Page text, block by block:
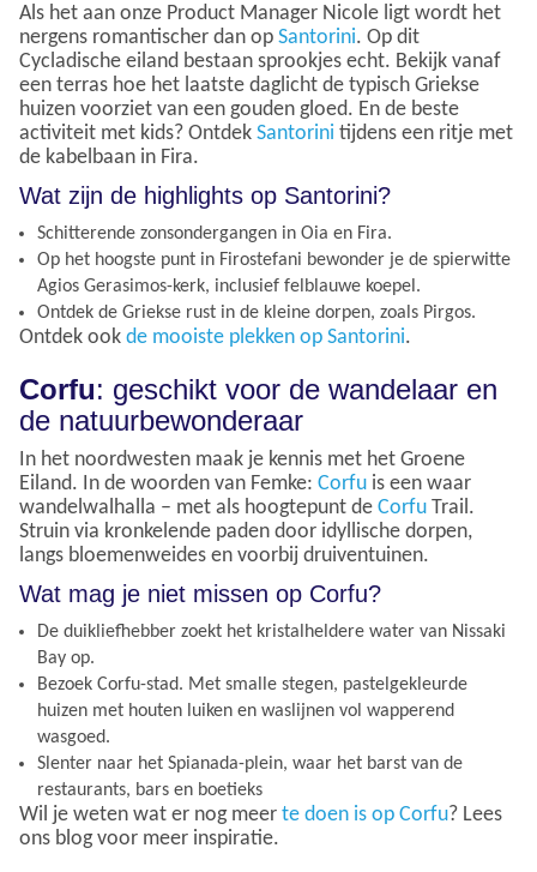
Als het aan onze Product Manager Nicole ligt wordt het
nergens romantischer dan op Santorini. Op dit
Cycladische eiland bestaan sprookjes echt. Bekijk vanaf
een terras hoe het laatste daglicht de typisch Griekse
huizen voorziet van een gouden gloed. En de beste
activiteit met kids? Ontdek Santorini tijdens een ritje met
de kabelbaan in Fira.
Wat zijn de highlights op Santorini?
Schitterende zonsondergangen in Oia en Fira.
Op het hoogste punt in Firostefani bewonder je de spierwitte
Agios Gerasimos-kerk, inclusief felblauwe koepel.
Ontdek de Griekse rust in de kleine dorpen, zoals Pirgos.
Ontdek ook de mooiste plekken op Santorini.
Corfu: geschikt voor de wandelaar en
de natuurbewonderaar
In het noordwesten maak je kennis met het Groene
Eiland. In de woorden van Femke: Corfu is een waar
wandelwalhalla – met als hoogtepunt de Corfu Trail.
Struin via kronkelende paden door idyllische dorpen,
langs bloemenweides en voorbij druiventuinen.
Wat mag je niet missen op Corfu?
De duikliefhebber zoekt het kristalheldere water van Nissaki
Bay op.
Bezoek Corfu-stad. Met smalle stegen, pastelgekleurde
huizen met houten luiken en waslijnen vol wapperend
wasgoed.
Slenter naar het Spianada-plein, waar het barst van de
restaurants, bars en boetieks
Wil je weten wat er nog meer te doen is op Corfu? Lees
ons blog voor meer inspiratie.